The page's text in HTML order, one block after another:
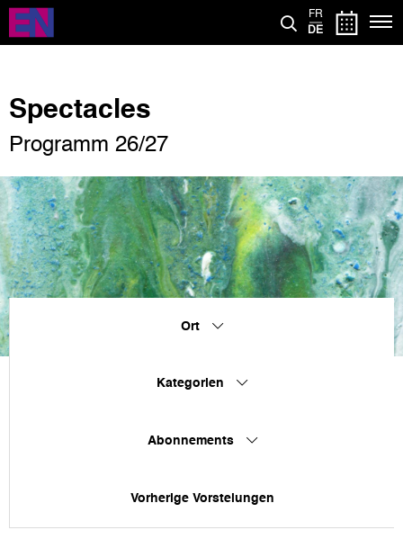
Direkt
zum
Inhalt
FR
DE
Spectacles
Programm 26/27
Ort
Kategorien
Abonnements
Vorherige Vorstelungen